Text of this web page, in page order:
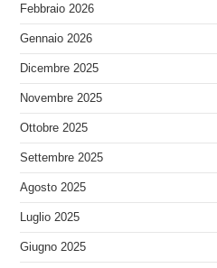
Febbraio 2026
Gennaio 2026
Dicembre 2025
Novembre 2025
Ottobre 2025
Settembre 2025
Agosto 2025
Luglio 2025
Giugno 2025